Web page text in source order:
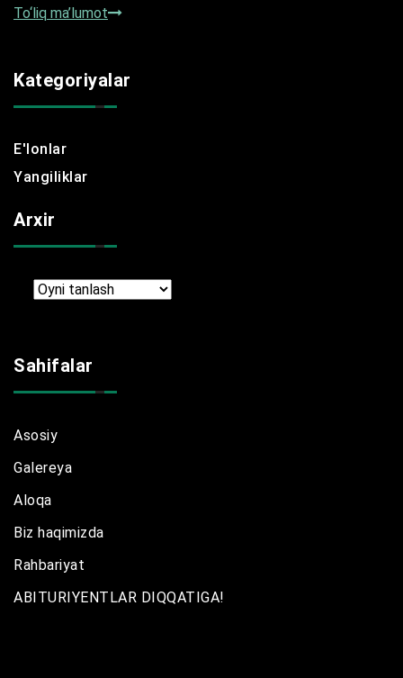
To‘liq ma’lumot
Kategoriyalar
E'lonlar
Yangiliklar
Arxir
Arxir
Sahifalar
Asosiy
Galereya
Aloqa
Biz haqimizda
Rahbariyat
ABITURIYENTLAR DIQQATIGA!